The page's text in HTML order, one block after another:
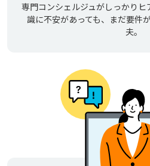
専門コンシェルジュがしっかり
識に不安があっても、まだ要件
夫。